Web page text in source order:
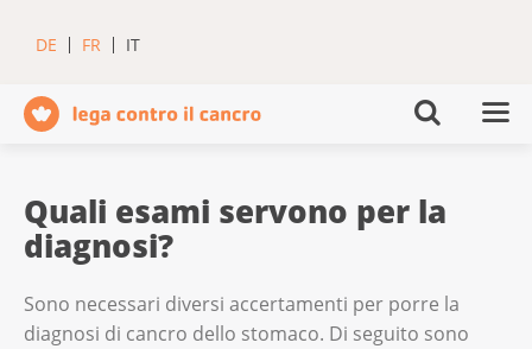
DE FR IT
Quali esami servono per la
diagnosi?
Sono necessari diversi accertamenti per porre la
diagnosi di cancro dello stomaco. Di seguito sono